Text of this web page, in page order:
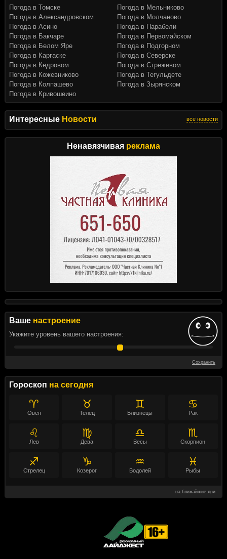
Интересные Новости все новости
Ненавязчивая реклама
Ваше настроение
Укажите уровень вашего настроения:
Сохранить
Гороскоп на сегодня
♈
Овен
♉
Телец
♊
Близнецы
♋
Рак
♌
Лев
♍
Дева
♎
Весы
♏
Скорпион
♐
Стрелец
♑
Козерог
♒
Водолей
♓
Рыбы
на ближайшие дни
Погода в Томске
Погода в Александровском
Погода в Асино
Погода в Бакчаре
Погода в Белом Яре
Погода в Каргаске
Погода в Кедровом
Погода в Кожевниково
Погода в Колпашево
Погода в Кривошеино
Погода в Мельниково
Погода в Молчаново
Погода в Парабели
Погода в Первомайском
Погода в Подгорном
Погода в Северске
Погода в Стрежевом
Погода в Тегульдете
Погода в Зырянском